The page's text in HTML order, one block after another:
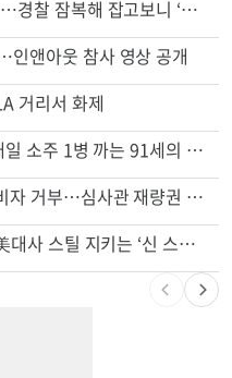
수술
신호위반 후 달아난 배달기사…경찰 잠복해 잡고보니 ‘반전’
앤아웃 참사 영상 공개
거리서 화제
“술에 이것 한방울 넣어라” 매일 소주 1병 까는 91세의 철칙
서류 하나만 빠져도 영주권·비자 거부…심사관 재량권 대폭 확대
넷플 ‘외교관’ 현실판 떴다…美대사 스틸 지키는 ‘신 스틸러’